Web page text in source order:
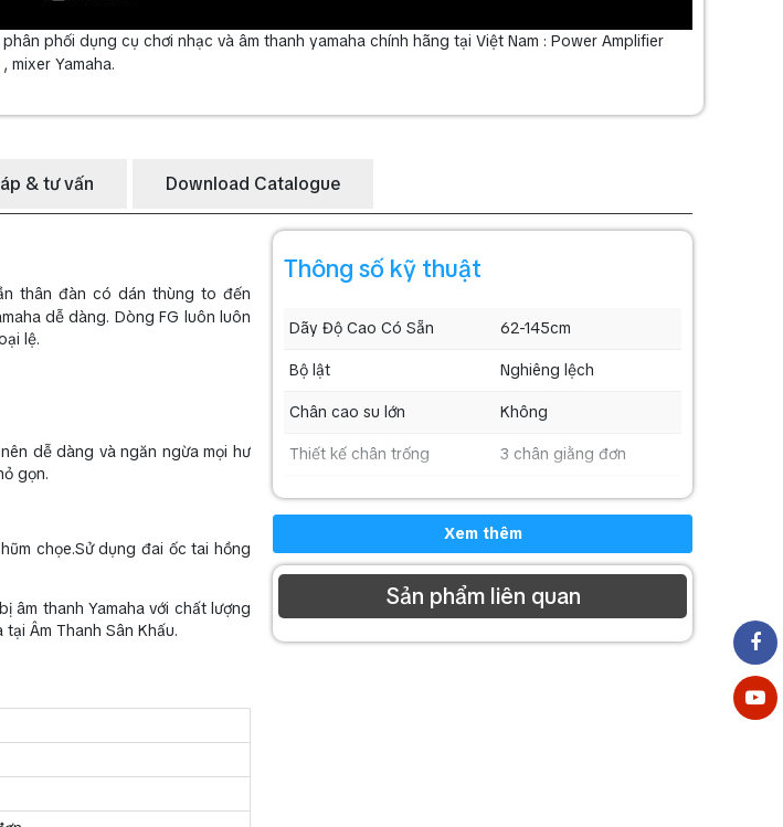
phối dụng cụ chơi nhạc và âm thanh yamaha chính hãng tại Việt Nam : Power Amplifier
mixer Yamaha.
& tư vấn Download Catalogue
thân đàn có dán thùng to đến
dễ dàng. Dòng FG luôn luôn
lệ.
dễ dàng và ngăn ngừa mọi hư
gọn.
chọe.Sử dụng đai ốc tai hồng
âm thanh Yamaha với chất lượng
Âm Thanh Sân Khấu.
Thông số kỹ thuật
Dãy Độ Cao Có Sẵn 62-145cm
Bộ lật Nghiêng lệch
Chân cao su lớn Không
Thiết kế chân trống 3 chân giằng đơn
Xem thêm
Sản phẩm liên quan